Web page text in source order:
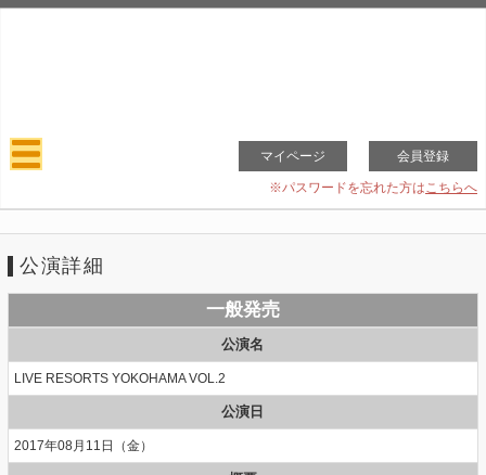
マイページ 会員登録
※パスワードを忘れた方はこちらへ
公演詳細
一般発売
公演名
LIVE RESORTS YOKOHAMA VOL.2
公演日
2017年08月11日（金）